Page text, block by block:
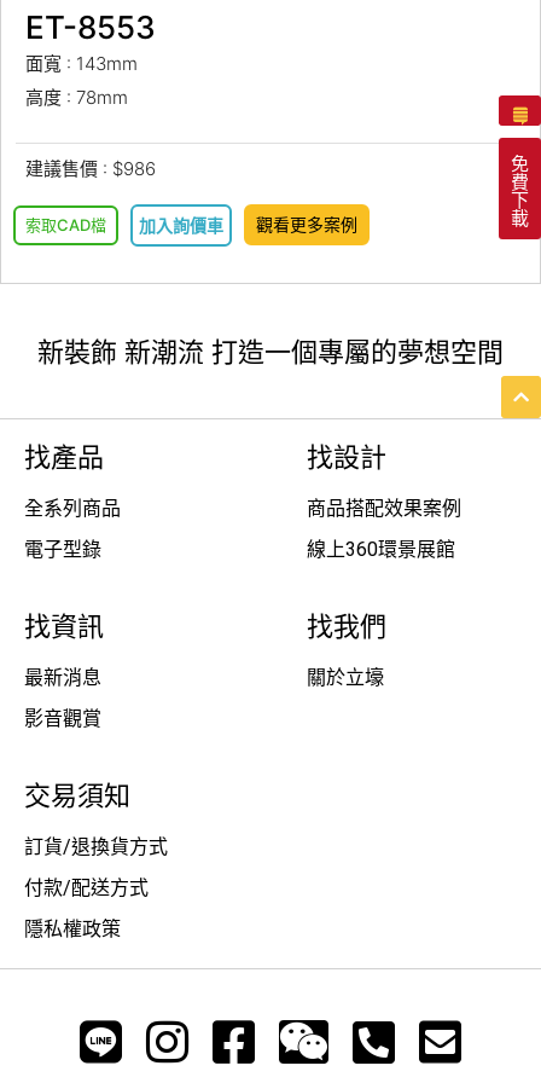
ET-8553
面寬 : 143mm
高度 : 78mm
建議售價 : $986
索取CAD檔 加入詢價車 觀看更多案例
免
費
下
載
新裝飾 新潮流 打造一個專屬的夢想空間
找產品
全系列商品
電子型錄
找設計
商品搭配效果案例
線上360環景展館
找資訊
最新消息
影音觀賞
找我們
關於立壕
交易須知
訂貨/退換貨方式
付款/配送方式
隱私權政策